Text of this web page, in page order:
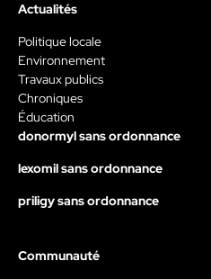
Actualités
Politique locale
Environnement
Travaux publics
Chroniques
Éducation
donormyl sans ordonnance
lexomil sans ordonnance
priligy sans ordonnance
Communauté